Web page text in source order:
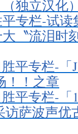
独立汉化
平专栏-试
大〝流泪
胜平专栏-「
！！之章
胜平专栏-
访萨波声